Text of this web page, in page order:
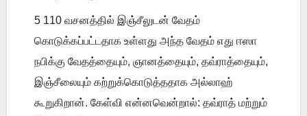
5 110 வசனத்தில் இஞ்சீலுடன் வேதம்
கொடுக்கப்பட்டதாக உள்ளது அந்த வேதம் எது ஈஸா
நபிக்கு வேதத்தையும், ஞானத்தையும், தவ்ராத்தையும்,
இஞ்சீலையும் கற்றுக்கொடுத்ததாக அல்லாஹ்
கூறுகிறான். கேள்வி என்னவென்றால்: தவ்ராத் மற்றும்